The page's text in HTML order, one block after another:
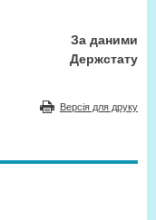
За даними
Держстату
Версія для друку